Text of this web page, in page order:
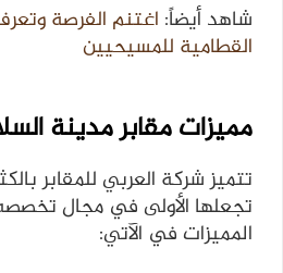
شاهد أيضاً: اغتنم الفرصة
القطامية للمسيحيين
مميزات مقابر مدينة
تتميز شركة العربي للمقابر
تجعلها الأولى في مجال
المميزات في الآتي: